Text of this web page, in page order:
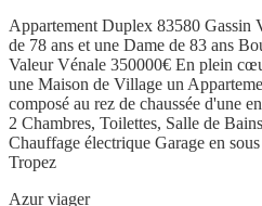
Appartement Duplex 83580 Gassin
de 78 ans et une Dame de 83 ans
Valeur Vénale 350000€ En plein
une Maison de Village un
composé au rez de chaussée d'une
2 Chambres, Toilettes, Salle de
Chauffage électrique Garage en
Tropez
Azur viager